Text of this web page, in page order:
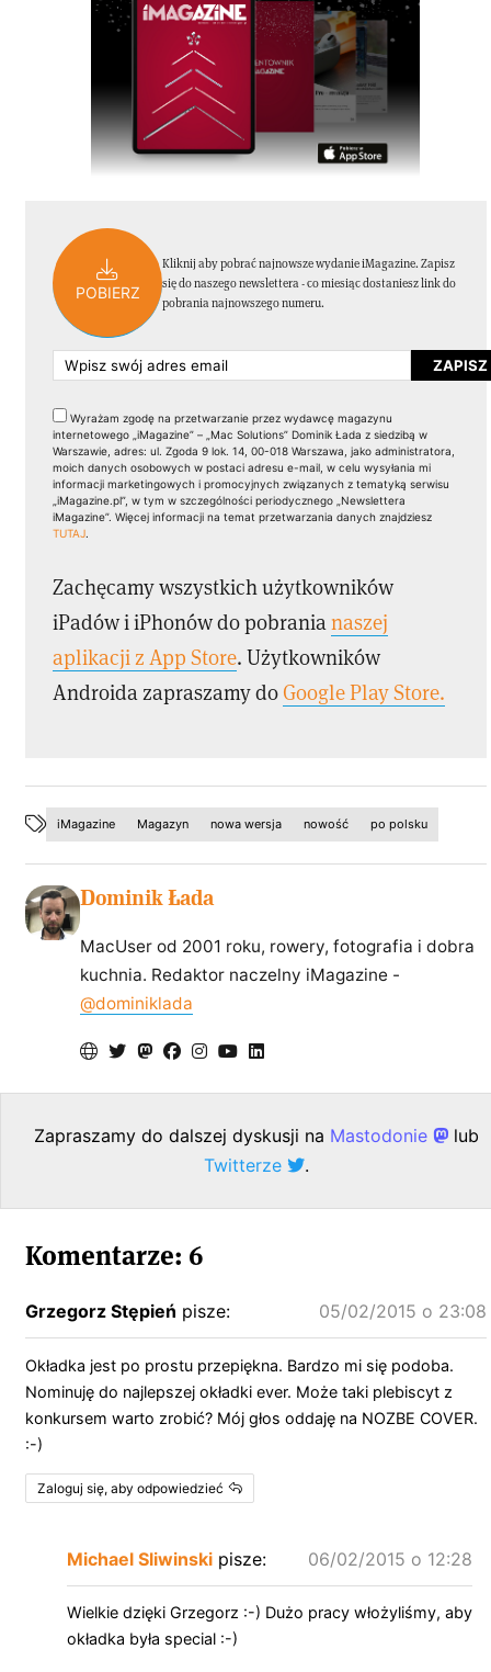
POBIERZ
Kliknij aby pobrać najnowsze wydanie iMagazine. Zapisz
się do naszego newslettera - co miesiąc dostaniesz link do
pobrania najnowszego numeru.
Wyrażam zgodę na przetwarzanie przez wydawcę magazynu
internetowego „iMagazine” – „Mac Solutions” Dominik Łada z siedzibą w
Warszawie, adres: ul. Zgoda 9 lok. 14, 00-018 Warszawa, jako administratora,
moich danych osobowych w postaci adresu e-mail, w celu wysyłania mi
informacji marketingowych i promocyjnych związanych z tematyką serwisu
„iMagazine.pl”, w tym w szczególności periodycznego „Newslettera
iMagazine”. Więcej informacji na temat przetwarzania danych znajdziesz
TUTAJ.
Zachęcamy wszystkich użytkowników
iPadów i iPhonów do pobranianaszej
aplikacji z App Store. Użytkowników
Androida zapraszamy do Google Play Store.
iMagazine Magazyn nowa wersja nowość po polsku
Dominik Łada
MacUser od 2001 roku, rowery, fotografia i dobra
kuchnia. Redaktor naczelny iMagazine -
@dominiklada
Zapraszamy do dalszej dyskusji na Mastodonie
lub
Twitterze
.
Komentarze: 6
Grzegorz Stępień pisze: 05/02/2015 o 23:08
Okładka jest po prostu przepiękna. Bardzo mi się podoba.
Nominuję do najlepszej okładki ever. Może taki plebiscyt z
konkursem warto zrobić? Mój głos oddaję na NOZBE COVER.
:-)
Zaloguj się, aby odpowiedzieć
Michael Sliwinski pisze: 06/02/2015 o 12:28
Wielkie dzięki Grzegorz :-) Dużo pracy włożyliśmy, aby
okładka była special :-)